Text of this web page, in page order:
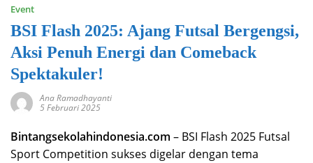
Event
BSI Flash 2025: Ajang Futsal Bergengsi,
Aksi Penuh Energi dan Comeback
Spektakuler!
Ana Ramadhayanti
5 Februari 2025
Bintangsekolahindonesia.com – BSI Flash 2025 Futsal
Sport Competition sukses digelar dengan tema